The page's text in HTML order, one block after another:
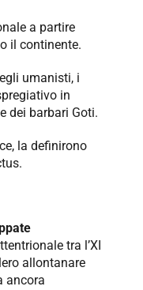
a partire
il continente.
umanisti, i
in
dei barbari Goti.
la definirono
tra l’XI
allontanare
ancora